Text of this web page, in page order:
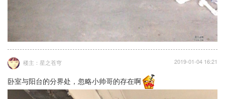
楼主：星之苍穹 2019-01-04 16:21
卧室与阳台的分界处，忽略小帅哥的存在啊